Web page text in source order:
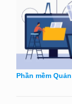
Phần mềm